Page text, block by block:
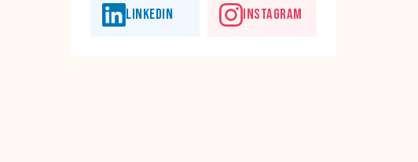
LINKEDIN INSTAGRAM